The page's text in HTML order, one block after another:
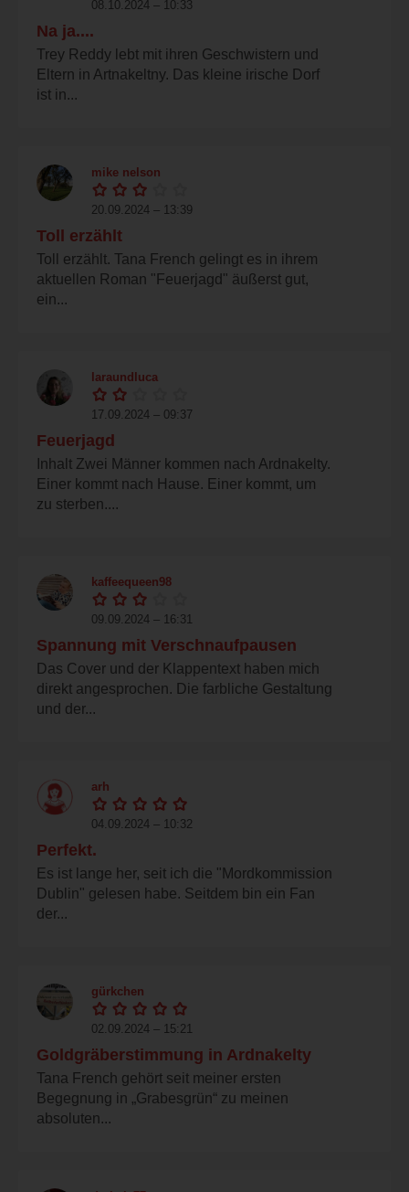
08.10.2024 – 10:33
Na ja....
Trey Reddy lebt mit ihren Geschwistern und
Eltern in Artnakeltny. Das kleine irische Dorf
ist in...
mike nelson
20.09.2024 – 13:39
Toll erzählt
Toll erzählt. Tana French gelingt es in ihrem
aktuellen Roman "Feuerjagd" äußerst gut,
ein...
laraundluca
17.09.2024 – 09:37
Feuerjagd
Inhalt Zwei Männer kommen nach Ardnakelty.
Einer kommt nach Hause. Einer kommt, um
zu sterben....
kaffeequeen98
09.09.2024 – 16:31
Spannung mit Verschnaufpausen
Das Cover und der Klappentext haben mich
direkt angesprochen. Die farbliche Gestaltung
und der...
arh
04.09.2024 – 10:32
Perfekt.
Es ist lange her, seit ich die "Mordkommission
Dublin" gelesen habe. Seitdem bin ein Fan
der...
gürkchen
02.09.2024 – 15:21
Goldgräberstimmung in Ardnakelty
Tana French gehört seit meiner ersten
Begegnung in „Grabesgrün“ zu meinen
absoluten...